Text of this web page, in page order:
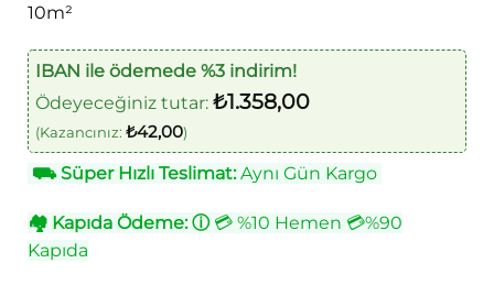
10m²
IBAN ile ödemede %3 indirim!
Ödeyeceğiniz tutar: ₺1.358,00
(Kazancınız: ₺42,00)
⛟Süper Hızlı Teslimat:Aynı Gün Kargo
🏘 Kapıda Ödeme: ⓘ💳 %10 Hemen 💳%90
Kapıda